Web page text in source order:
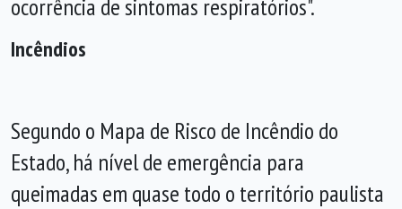
ocorrência de sintomas respiratórios".
Incêndios
Segundo o Mapa de Risco de Incêndio do
Estado, há nível de emergência para
queimadas em quase todo o território paulista